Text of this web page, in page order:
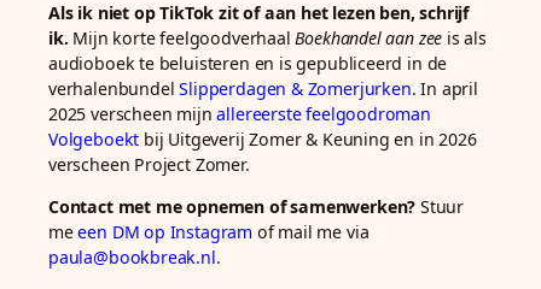
Als ik niet op TikTok zit of aan het lezen ben, schrijf
ik.Mijn korte feelgoodverhaalBoekhandel aan zee is als
audioboek te beluisteren en is gepubliceerd in de
verhalenbundelSlipperdagen & Zomerjurken. In april
2025 verscheen mijn allereerste feelgoodroman
Volgeboekt bij Uitgeverij Zomer & Keuning en in 2026
verscheen Project Zomer.
Contact met me opnemen of samenwerken? Stuur
meeen DM op Instagram of mail me via
paula@bookbreak.nl.